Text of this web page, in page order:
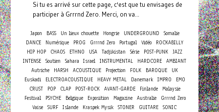
Si tu es arrivé sur cette page, c'est que tu envisages de
participer à Grrrnd Zero. Merci, on va...
Japon BASS Un lieux chouette Hongrie UNDERGROUND
Somalie
DANCE
Numérique PROG Grrrnd Zero Portugal Vidéo
ROCKABILLY
HIP HOP
CHAOS ETHNO USA Tadjikistan Série POST-PUNK JAZZ
INTENSE Soutien Sahara Israel INSTRUMENTAL HARDCORE AMBIANT
Autriche
HARSH ACOUSTIQUE Projection FOLK BAROQUE
UK
Euskadi
ELECTROACOUSTIQUE HEAVY METAL Danemark IMPRO
EMO
CRUST
POP CLAP POST-ROCK AVANT-GARDE Finlande
Malaysie
Festival
PSYCHE Belgique Exposition Magazine Australie
Grrrnd Zero
Vaise
SURF Islande Kraspek Mysik STONER GUITARE
SONIC